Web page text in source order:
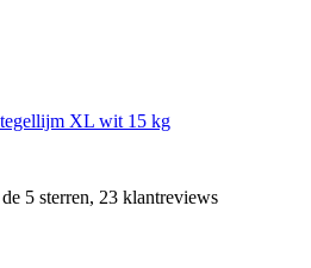
XL wit 15 kg
5 sterren, 23 klantreviews